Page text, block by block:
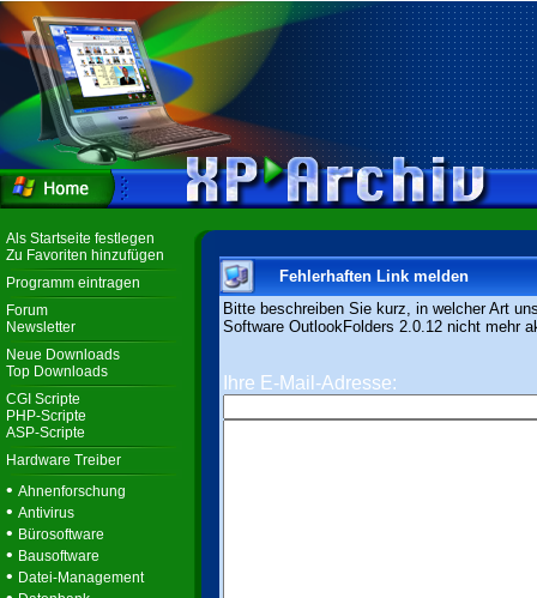
Als Startseite festlegen
Zu Favoriten hinzufügen
Programm eintragen
Forum
Newsletter
Neue Downloads
Top Downloads
CGI Scripte
PHP-Scripte
ASP-Scripte
Hardware Treiber
• Ahnenforschung
• Antivirus
• Bürosoftware
• Bausoftware
• Datei-Management
Fehlerhaften Link melden
Bitte beschreiben Sie kurz, in welcher Art
Software OutlookFolders 2.0.12 nicht mehr
Ihre E-Mail-Adresse: